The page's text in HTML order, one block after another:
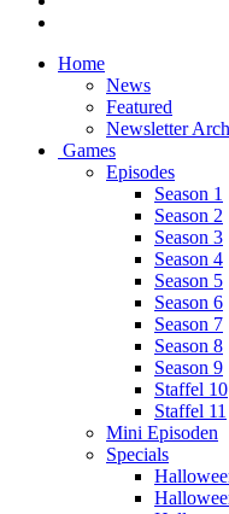
Home
News
Featured
Newsletter
Games
Episodes
Season 1
Season 2
Season 3
Season 4
Season 5
Season 6
Season 7
Season 8
Season 9
Staffel 10
Staffel 11
Mini Episoden
Specials